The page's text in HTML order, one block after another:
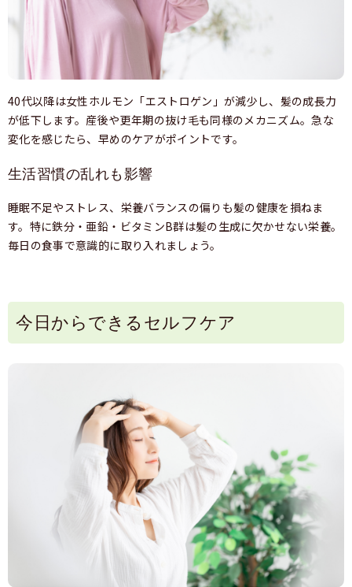
40代以降は女性ホルモン「エストロゲン」が減少し、髪の成長力
が低下します。産後や更年期の抜け毛も同様のメカニズム。急な
変化を感じたら、早めのケアがポイントです。
生活習慣の乱れも影響
睡眠不足やストレス、栄養バランスの偏りも髪の健康を損ねま
す。特に鉄分・亜鉛・ビタミンB群は髪の生成に欠かせない栄養。
毎日の食事で意識的に取り入れましょう。
今日からできるセルフケア